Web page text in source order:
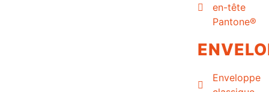
en-tête
Pantone®
Enveloppe